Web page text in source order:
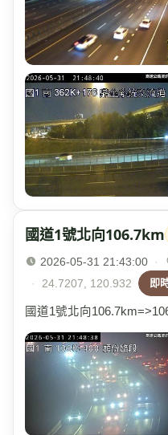
國道1號北向106.7km
2026-05-31 21:43:00 ·
·
24.7207, 120.932 即
國道1號北向